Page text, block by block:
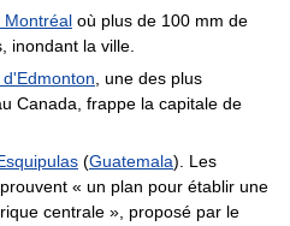
Montréal où plus de 100 mm de
inondant la ville.
, une des plus
Canada, frappe la capitale de
(Guatemala). Les
« un plan pour établir une
centrale », proposé par le